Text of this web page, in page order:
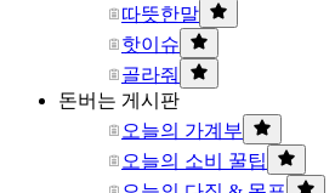
따뜻한말
핫이슈
골라줘
돈버는 게시판
오늘의 가계부
오늘의 소비 꿀팁